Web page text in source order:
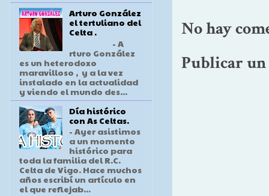
No hay
Publicar
Arturo González
el tertuliano del
Celta .
- A
rturo González
es un heterodoxo
maravilloso , y a la vez
instalado en la actualidad
y viendo el mundo des...
Día histórico
con As Celtas.
- Ayer asistimos
a un momento
histórico para
toda la familia del R.C.
Celta de Vigo. Hace muchos
años escribí un artículo en
el que reflejab...